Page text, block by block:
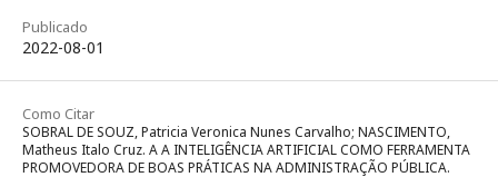
Publicado
2022-08-01
Como Citar
SOBRAL DE SOUZ, Patricia Veronica Nunes Carvalho; NASCIMENTO,
Matheus Italo Cruz. A A INTELIGÊNCIA ARTIFICIAL COMO FERRAMENTA
PROMOVEDORA DE BOAS PRÁTICAS NA ADMINISTRAÇÃO PÚBLICA.